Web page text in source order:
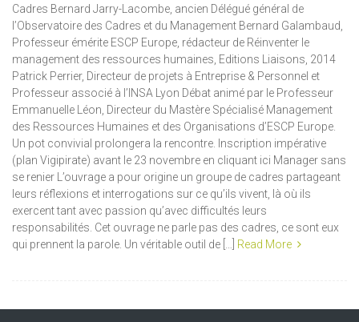
Cadres Bernard Jarry-Lacombe, ancien Délégué général de
l’Observatoire des Cadres et du Management Bernard Galambaud,
Professeur émérite ESCP Europe, rédacteur de Réinventer le
management des ressources humaines, Editions Liaisons, 2014
Patrick Perrier, Directeur de projets à Entreprise & Personnel et
Professeur associé à l’INSA Lyon Débat animé par le Professeur
Emmanuelle Léon, Directeur du Mastère Spécialisé Management
des Ressources Humaines et des Organisations d’ESCP Europe.
Un pot convivial prolongera la rencontre. Inscription impérative
(plan Vigipirate) avant le 23 novembre en cliquant ici Manager sans
se renier L’ouvrage a pour origine un groupe de cadres partageant
leurs réflexions et interrogations sur ce qu’ils vivent, là où ils
exercent tant avec passion qu’avec difficultés leurs
responsabilités. Cet ouvrage ne parle pas des cadres, ce sont eux
qui prennent la parole. Un véritable outil de […] Read More